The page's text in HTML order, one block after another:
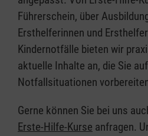
Führerschein, über
Ersthelferinnen und
Kindernotfälle bieten wir
aktuelle Inhalte an, die Sie
Notfallsituationen
Gerne können Sie bei uns
Erste-Hilfe-Kurse anfragen.